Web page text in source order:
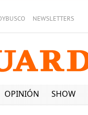
NEWSLETTERS
OPINIÓN SHOW